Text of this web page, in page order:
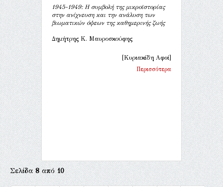
1945-1949: Η συμβολή της μικροϊστορίας
στην ανίχνευση και την ανάλυση των
βιωματικών όψεων της καθημερινής ζωής
Δημήτρης Κ. Μαυροσκούφης
[Κυριακίδη Αφοί]
Περισσότερα
Σελίδα8από10